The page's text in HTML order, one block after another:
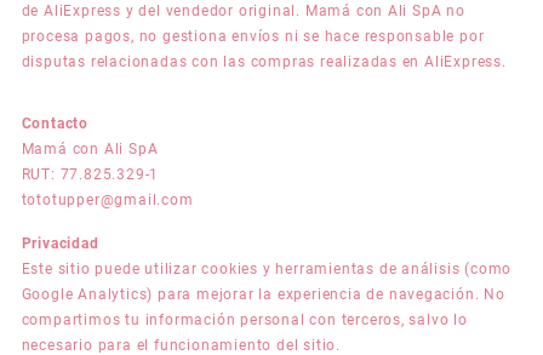
de AliExpress y del vendedor original. Mamá con Ali SpA no
procesa pagos, no gestiona envíos ni se hace responsable por
disputas relacionadas con las compras realizadas en AliExpress.
Contacto
Mamá con Ali SpA
RUT: 77.825.329-1
tototupper@gmail.com
Privacidad
Este sitio puede utilizar cookies y herramientas de análisis (como
Google Analytics) para mejorar la experiencia de navegación. No
compartimos tu información personal con terceros, salvo lo
necesario para el funcionamiento del sitio.